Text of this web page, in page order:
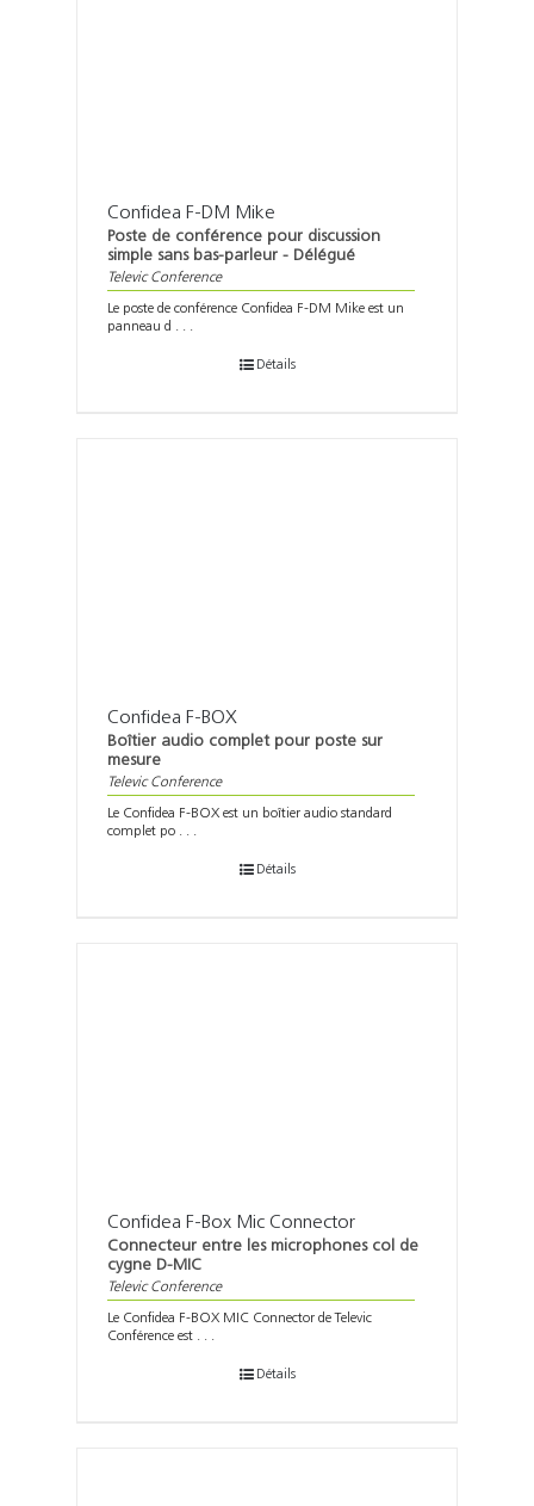
Confidea F-DM Mike
Poste de conférence pour discussion
simple sans bas-parleur - Délégué
Televic Conference
Le poste de conférence Confidea F-DM Mike est un
panneau d . . .
Détails
Confidea F-BOX
Boîtier audio complet pour poste sur
mesure
Televic Conference
Le Confidea F-BOX est un boîtier audio standard
complet po . . .
Détails
Confidea F-Box Mic Connector
Connecteur entre les microphones col de
cygne D-MIC
Televic Conference
Le Confidea F-BOX MIC Connector de Televic
Conférence est . . .
Détails